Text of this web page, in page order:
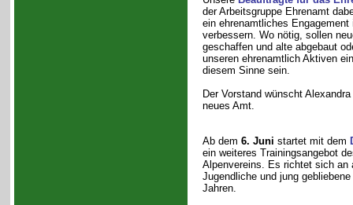
der Arbeitsgruppe Ehrenamt
ein ehrenamtliches
verbessern. Wo nötig, sollen
geschaffen und alte abgebaut
unseren ehrenamtlich Aktiven
diesem Sinne sein.
Der Vorstand wünscht
neues Amt.
Ab dem 6. Juni startet mit dem
ein weiteres Trainingsangebot
Alpenvereins. Es richtet sich an
Jugendliche und jung
Jahren.